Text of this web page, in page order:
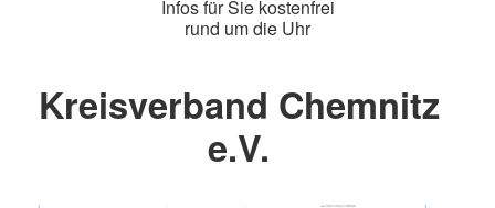
Infos für Sie kostenfrei
rund um die Uhr
Kreisverband Chemnitz
e.V.